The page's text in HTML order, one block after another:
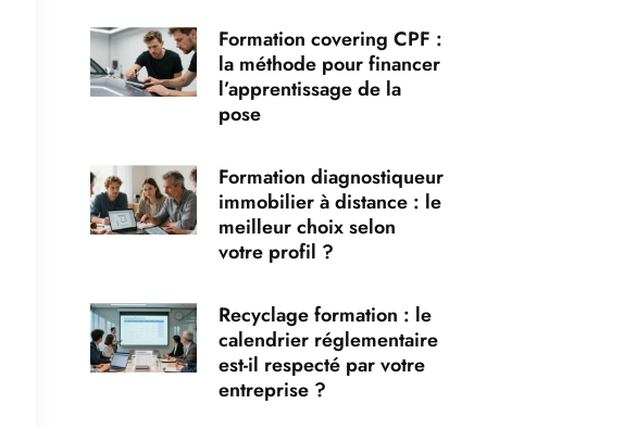
Formation covering CPF :
la méthode pour financer
l’apprentissage de la
pose
Formation diagnostiqueur
immobilier à distance : le
meilleur choix selon
votre profil ?
Recyclage formation : le
calendrier réglementaire
est-il respecté par votre
entreprise ?